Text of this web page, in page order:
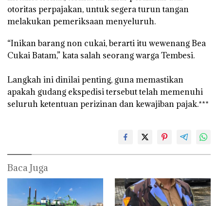
otoritas perpajakan, untuk segera turun tangan
melakukan pemeriksaan menyeluruh.
“Inikan barang non cukai, berarti itu wewenang Bea
Cukai Batam,” kata salah seorang warga Tembesi.
‎Langkah ini dinilai penting, guna memastikan
apakah gudang ekspedisi tersebut telah memenuhi
seluruh ketentuan perizinan dan kewajiban pajak.***
Baca Juga